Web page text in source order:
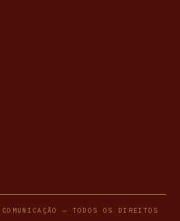
— TODOS OS DIREITOS